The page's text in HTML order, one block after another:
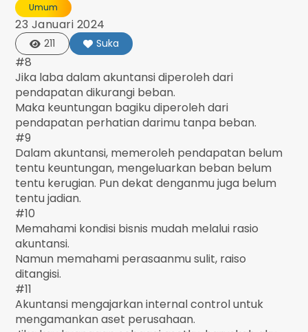
Umum
23 Januari 2024
211 Suka
#8
Jika laba dalam akuntansi diperoleh dari
pendapatan dikurangi beban.
Maka keuntungan bagiku diperoleh dari
pendapatan perhatian darimu tanpa beban.
#9
Dalam akuntansi, memeroleh pendapatan belum
tentu keuntungan, mengeluarkan beban belum
tentu kerugian. Pun dekat denganmu juga belum
tentu jadian.
#10
Memahami kondisi bisnis mudah melalui rasio
akuntansi.
Namun memahami perasaanmu sulit, raiso
ditangisi.
#11
Akuntansi mengajarkan internal control untuk
mengamankan aset perusahaan.